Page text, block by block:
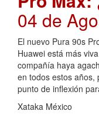
04 de
El nuevo Pura 90s
Huawei está más
compañía haya
en todos estos años,
punto de inflexión
Xataka México